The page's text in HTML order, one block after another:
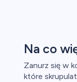
Na co
Zanurz się w
które